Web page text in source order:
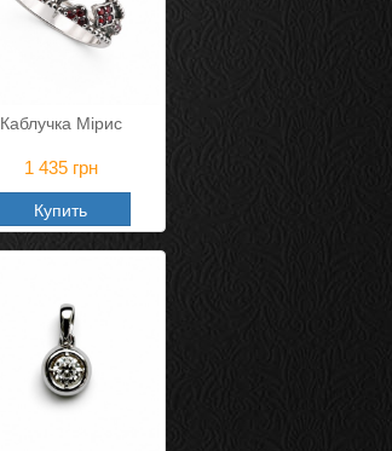
Каблучка Мірис
1 435грн
Купить